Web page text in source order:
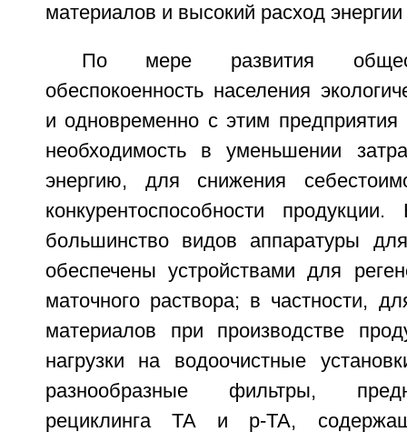
материалов и высокий расход
По мере развития
обеспокоенность населения
и одновременно с этим
необходимость в уменьшении
энергию, для снижения
конкурентоспособности
большинство видов аппаратуры
обеспечены устройствами для
маточного раствора; в частности,
материалов при производстве
нагрузки на водоочистные
разнообразные фильтры,
рециклинга ТА и р-ТА,